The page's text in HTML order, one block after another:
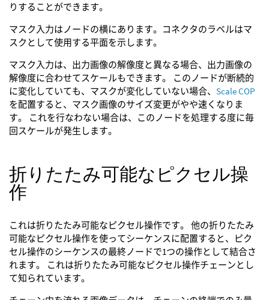
りすることができます。
マスク入力はノードの横にあります。コネクタのラベルはマ
スクとして使用する平面を示します。
マスク入力は、出力画像の解像度と異なる場合、出力画像の
解像度に合わせてスケールもできます。 このノードが断続的
に変化していても、マスクが変化していない場合、 Scale COP
を配置すると、マスク画像のサイズ変更がやや速くなりま
す。 これを行なわない場合は、このノードを処理する度に毎
回スケールが発生します。
折りたたみ可能なピクセル操
作
これは折りたたみ可能なピクセル操作です。 他の折りたたみ
可能なピクセル操作を使ってシーケンスに配置すると、ピク
セル操作のシーケンスの最終ノードで1つの操作として結合さ
れます。 これは折りたたみ可能なピクセル操作チェーンとし
て知られています。